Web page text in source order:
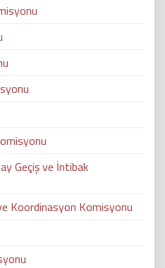
Geçiş ve İntibak
Koordinasyon Komisyonu